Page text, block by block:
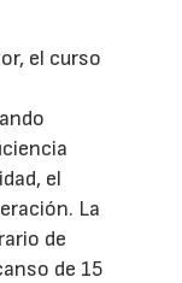
el curso
el
La
de
de 15